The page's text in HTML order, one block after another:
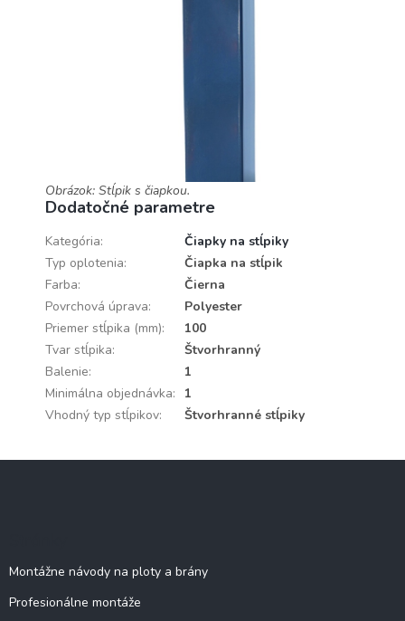
Obrázok: Stĺpik s čiapkou.
Dodatočné parametre
Kategória:
Čiapky na stĺpiky
Typ oplotenia:
Čiapka na stĺpik
Farba:
Čierna
Povrchová úprava:
Polyester
Priemer stĺpika (mm):
100
Tvar stĺpika:
Štvorhranný
Balenie:
1
Minimálna objednávka:
1
Vhodný typ stĺpikov: Štvorhranné stĺpiky
Montážne návody na ploty a brány
Profesionálne montáže